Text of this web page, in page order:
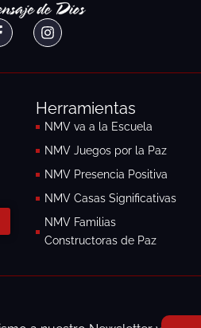
I
n
r
a
Herramientas
NMV va a la Escuela
NMV Juegos por la Paz
NMV Presencia Positiva
NMV Casas Significativas
NMV Familias
Constructoras de Paz